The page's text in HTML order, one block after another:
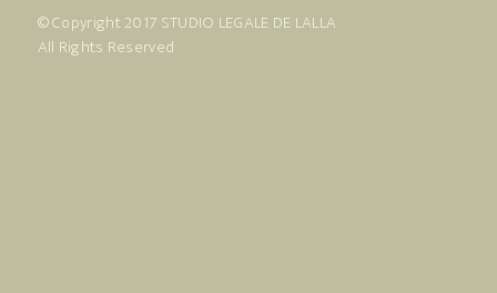
© Copyright 2017 STUDIO LEGALE DE LALLA
All Rights Reserved